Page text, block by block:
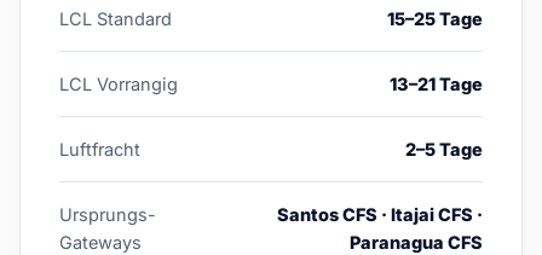
LCL Standard 15–25 Tage
LCL Vorrangig 13–21 Tage
Luftfracht 2–5 Tage
Ursprungs-
Gateways
Santos CFS · Itajai CFS ·
Paranagua CFS